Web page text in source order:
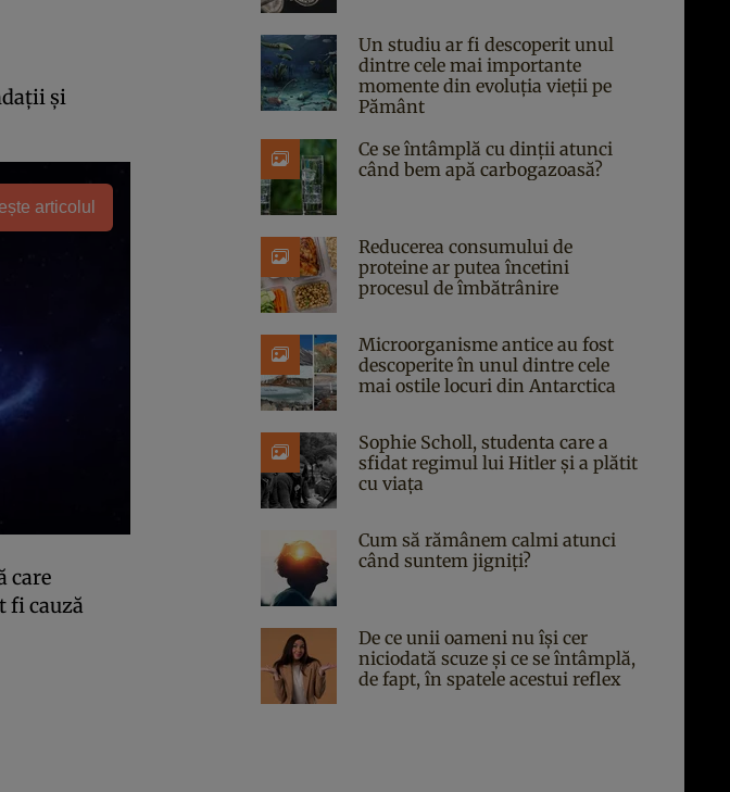
și
articolul
care
fi cauză
Un studiu ar fi descoperit unul
dintre cele mai importante
momente din evoluția vieții pe
Pământ
Ce se întâmplă cu dinții atunci
când bem apă carbogazoasă?
Reducerea consumului de
proteine ar putea încetini
procesul de îmbătrânire
Microorganisme antice au fost
descoperite în unul dintre cele
mai ostile locuri din Antarctica
Sophie Scholl, studenta care a
sfidat regimul lui Hitler și a plătit
cu viața
Cum să rămânem calmi atunci
când suntem jigniți?
De ce unii oameni nu își cer
niciodată scuze și ce se întâmplă,
de fapt, în spatele acestui reflex